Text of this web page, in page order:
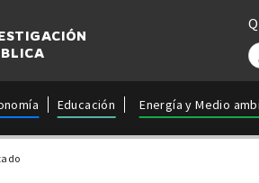
Educación Energía y Medio